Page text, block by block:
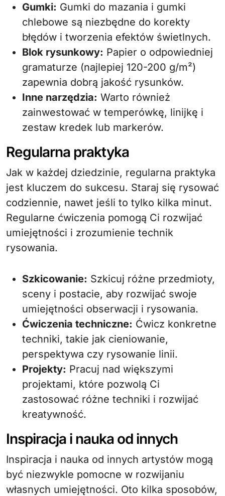
Gumki: Gumki do mazania i gumki
chlebowe są niezbędne do korekty
błędów i tworzenia efektów świetlnych.
Blok rysunkowy: Papier o odpowiedniej
gramaturze (najlepiej 120-200 g/m²)
zapewnia dobrą jakość rysunków.
Inne narzędzia: Warto również
zainwestować w temperówkę, linijkę i
zestaw kredek lub markerów.
Regularna praktyka
Jak w każdej dziedzinie, regularna praktyka
jest kluczem do sukcesu. Staraj się rysować
codziennie, nawet jeśli to tylko kilka minut.
Regularne ćwiczenia pomogą Ci rozwijać
umiejętności i zrozumienie technik
rysowania.
Szkicowanie: Szkicuj różne przedmioty,
sceny i postacie, aby rozwijać swoje
umiejętności obserwacji i rysowania.
Ćwiczenia techniczne: Ćwicz konkretne
techniki, takie jak cieniowanie,
perspektywa czy rysowanie linii.
Projekty: Pracuj nad większymi
projektami, które pozwolą Ci
zastosować różne techniki i rozwijać
kreatywność.
Inspiracja i nauka od innych
Inspiracja i nauka od innych artystów mogą
być niezwykle pomocne w rozwijaniu
własnych umiejętności. Oto kilka sposobów,